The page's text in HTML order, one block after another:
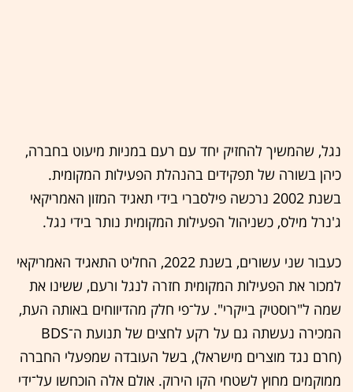
נגל, שהמשיך להחזיק יחד עם רעם במניות מיעוט בחברה,
כיהן בשורה של תפקידים בהנהלת הפעילות המקומית.
בשנת 2002 נרכשה פילסברי בידי תאגיד המזון האמריקאי
ג'נרל מילס, כשניהול הפעילות המקומית נותר בידי נגל.
כעבור שני עשורים, בשנת 2022, החליט התאגיד האמריקאי
למכור את הפעילות המקומית חזרה לנגל ורעם, ששינו את
שמה ל"רוסטיק בייקרי". על־פי חלק מהדיווחים באותה העת,
המכירה נעשתה גם על רקע לחצים של תנועת ה־BDS
(חרם נגד מוצרים מישראל), בשל העובדה שמפעלי החברה
ממוקמים מחוץ לשטחי הקו הירוק. אולם אלה הוכחשו על־ידי